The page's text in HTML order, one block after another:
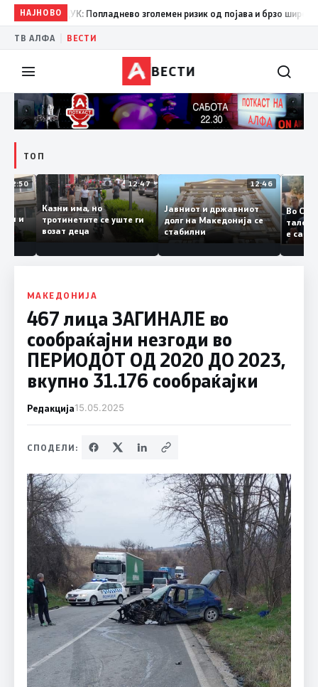
НАЈНОВО
08:38ЦУК: Попладнево зголемен ризик од појава и брзо ширење на
ТВ АЛФА ВЕСТИ
ВЕСТИ
ТОП
12:50
судии и
12:47
Казни има, но
тротинетите се уште ги
возат деца
12:46
Јавниот и државниот
долг на Македонија се
стабилни
МАКЕДОНИЈА
467 лица ЗАГИНАЛЕ во
сообраќајни незгоди во
ПЕРИОДОТ ОД 2020 ДО 2023,
вкупно 31.176 сообраќајки
Редакција15.05.2025
СПОДЕЛИ: